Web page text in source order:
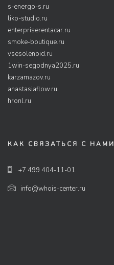
s-energo-s.ru
liko-studio.ru
enterpriserentacar.ru
smoke-boutique.ru
vsesolenoid.ru
1win-segodnya2025.ru
karzamazov.ru
anastasiaflow.ru
hronl.ru
КАК СВЯЗАТЬСЯ С НАМИ
+7 499 404-11-01
info@whois-center.ru